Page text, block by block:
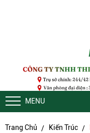
MENU
Trang Chủ Kiến Trúc